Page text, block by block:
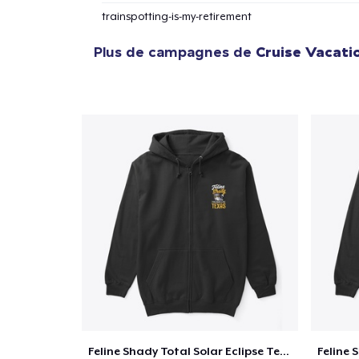
trainspotting-is-my-retirement
Plus de campagnes de Cruise
Feline Shady Total Solar Eclipse Texas